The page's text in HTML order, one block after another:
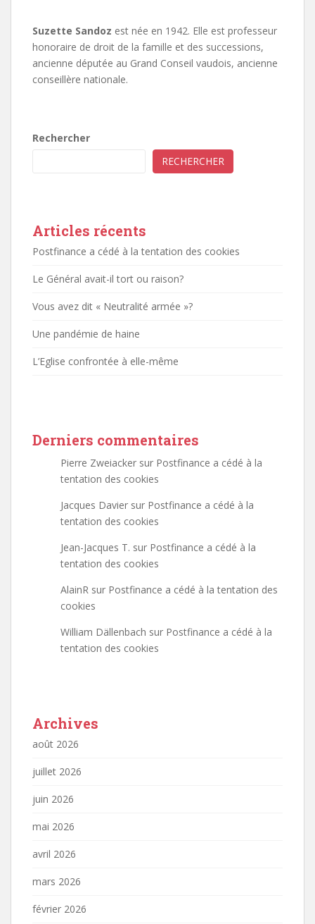
Suzette Sandoz est née en 1942. Elle est professeur
honoraire de droit de la famille et des successions,
ancienne députée au Grand Conseil vaudois, ancienne
conseillère nationale.
Rechercher
RECHERCHER
Articles récents
Postfinance a cédé à la tentation des cookies
Le Général avait-il tort ou raison?
Vous avez dit « Neutralité armée »?
Une pandémie de haine
L’Eglise confrontée à elle-même
Derniers commentaires
Pierre Zweiacker sur Postfinance a cédé à la
tentation des cookies
Jacques Davier sur Postfinance a cédé à la
tentation des cookies
Jean-Jacques T. sur Postfinance a cédé à la
tentation des cookies
AlainR sur Postfinance a cédé à la tentation des
cookies
William Dällenbach sur Postfinance a cédé à la
tentation des cookies
Archives
août 2026
juillet 2026
juin 2026
mai 2026
avril 2026
mars 2026
février 2026